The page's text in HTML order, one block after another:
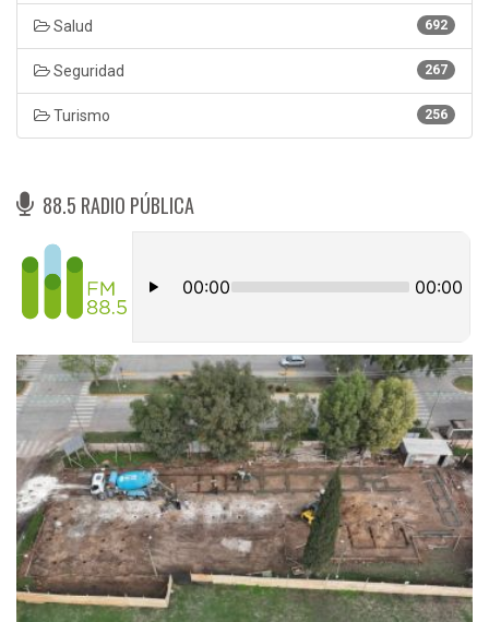
692
Salud
267
Seguridad
256
Turismo
88.5 RADIO PÚBLICA